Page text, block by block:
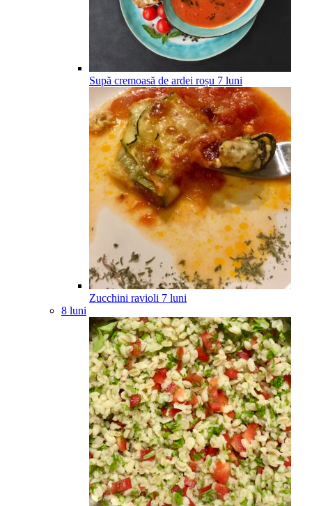
Supă cremoasă de ardei roșu 7 luni
Zucchini ravioli 7 luni
8 luni